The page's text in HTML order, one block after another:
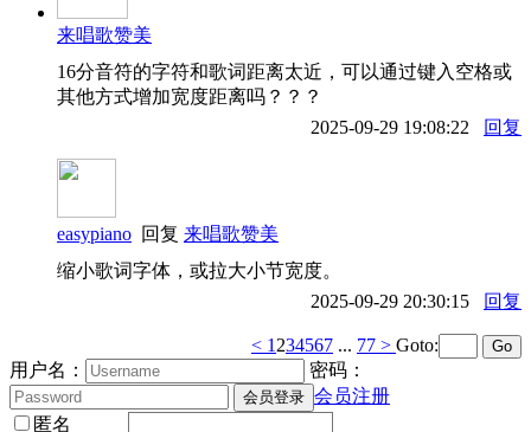
来唱歌赞美
16分音符的字符和歌词距离太近，可以通过键入空格或
其他方式增加宽度距离吗？？？
2025-09-29 19:08:22
回复
easypiano 回复 来唱歌赞美
缩小歌词字体，或拉大小节宽度。
2025-09-29 20:30:15
回复
< 1 234567 ... 77 > Goto:
用户名：
密码：
会员注册
匿名